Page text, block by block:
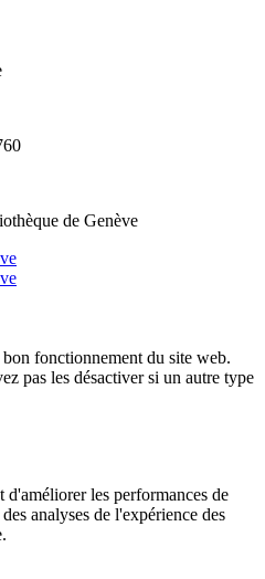
de Genève
bon fonctionnement du site web.
pas les désactiver si un autre type
d'améliorer les performances de
analyses de l'expérience des